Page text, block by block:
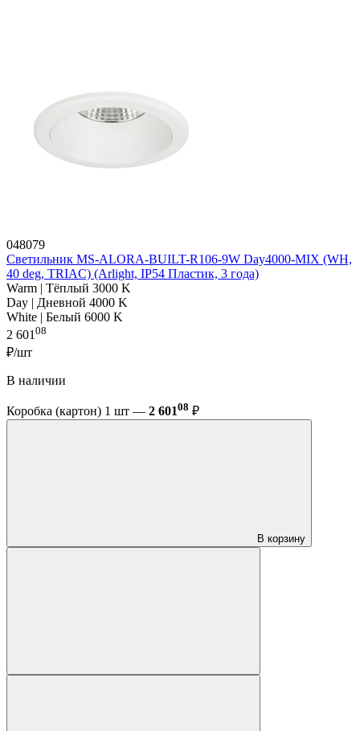
048079
Светильник MS-ALORA-BUILT-R106-9W Day4000-MIX (WH,
40 deg, TRIAC) (Arlight, IP54 Пластик, 3 года)
Warm | Тёплый 3000 K
Day | Дневной 4000 K
White | Белый 6000 K
2 60108
₽/шт
В наличии
Коробка (картон) 1 шт — 2 60108 ₽
В корзину